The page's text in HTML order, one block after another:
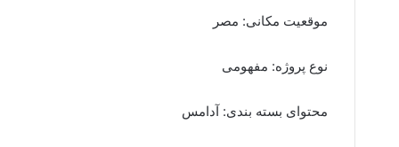
موقعیت مکانی: مصر
نوع پروژه: مفهومی
محتوای بسته بندی: آدامس